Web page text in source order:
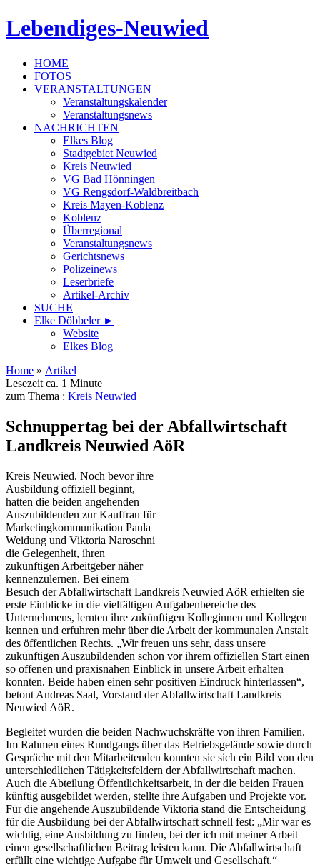
Lebendiges-Neuwied
HOME
FOTOS
VERANSTALTUNGEN
Veranstaltungskalender
Veranstaltungsnews
NACHRICHTEN
Elkes Blog
Stadtgebiet Neuwied
Kreis Neuwied
VG Bad Hönningen
VG Rengsdorf-Waldbreitbach
Kreis Mayen-Koblenz
Koblenz
Überregional
Veranstaltungsnews
Gerichtsnews
Polizeinews
Leserbriefe
Artikel-Archiv
SUCHE
Elke Döbbeler ►
Website
Elkes Blog
Home » Artikel
Lesezeit ca. 1 Minute
zum Thema : Kreis Neuwied
Schnuppertag bei der Abfallwirtschaft
Landkreis Neuwied AöR
Kreis Neuwied. Noch bevor ihre
Ausbildung offiziell beginnt,
hatten die beiden angehenden
Auszubildenden zur Kauffrau für
Marketingkommunikation Paula
Weidung und Viktoria Naroschni
die Gelegenheit, ihren
zukünftigen Arbeitgeber näher
kennenzulernen. Bei einem
Besuch der Abfallwirtschaft Landkreis Neuwied AöR erhielten sie
erste Einblicke in die vielfältigen Aufgabenbereiche des
Unternehmens, lernten ihre zukünftigen Kolleginnen und Kollegen
kennen und erfuhren mehr über die Arbeit der kommunalen Anstalt
des öffentlichen Rechts. „Wir freuen uns sehr, dass unsere
zukünftigen Auszubildenden schon vor ihrem offiziellen Start einen
so offenen und praxisnahen Einblick in unsere Arbeit erhalten
konnten. Beide haben einen sehr positiven Eindruck hinterlassen“,
betont Andreas Saal, Vorstand der Abfallwirtschaft Landkreis
Neuwied AöR.
Begleitet wurden die beiden Nachwuchskräfte von ihren Familien.
Im Rahmen eines Rundgangs über das Betriebsgelände sowie durch
Gespräche mit den Mitarbeitenden konnten sie sich ein Bild von den
unterschiedlichen Tätigkeitsfeldern der Abfallwirtschaft machen.
Auch die Abteilung Öffentlichkeitsarbeit, in der die beiden Frauen
künftig ausgebildet werden, stellte ihre Aufgaben und Projekte vor.
Für die angehende Auszubildende Viktoria stand die Entscheidung
für die Ausbildung bei der Abfallwirtschaft schnell fest: „Mir war es
wichtig, eine Ausbildung zu finden, bei der ich mit meiner Arbeit
einen gesellschaftlichen Beitrag leisten kann. Die Abfallwirtschaft
erfüllt eine wichtige Aufgabe für Umwelt und Gesellschaft.“